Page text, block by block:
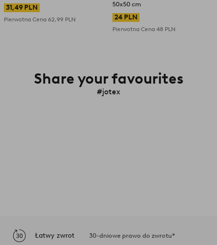
31,49 PLN
Pierwotna Cena 62,99 PLN
50x50 cm
24 PLN
Pierwotna Cena 48 PLN
Share your favourites
#jotex
Łatwy zwrot 30-dniowe prawo do zwrotu*